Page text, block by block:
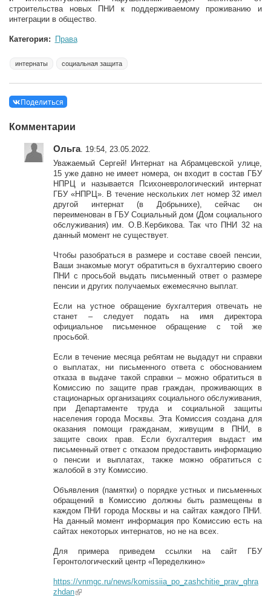
строительства новых ПНИ к поддерживаемому проживанию и
интеграции в общество.
Категория: Права
интернаты социальная защита
Поделиться
Комментарии
Ольга. 19:54, 23.05.2022.
Уважаемый Сергей! Интернат на Абрамцевской улице,
15 уже давно не имеет номера, он входит в состав ГБУ
НПРЦ и называется Психоневрологический интернат
ГБУ «НПРЦ». В течение нескольких лет номер 32 имел
другой интернат (в Добрынихе), сейчас он
переименован в ГБУ Социальный дом (Дом социального
обслуживания) им. О.В.Кербикова. Так что ПНИ 32 на
данный момент не существует.
Чтобы разобраться в размере и составе своей пенсии,
Ваши знакомые могут обратиться в бухгалтерию своего
ПНИ с просьбой выдать письменный ответ о размере
пенсии и других получаемых ежемесячно выплат.
Если на устное обращение бухгалтерия отвечать не
станет – следует подать на имя директора
официальное письменное обращение с той же
просьбой.
Если в течение месяца ребятам не выдадут ни справки
о выплатах, ни письменного ответа с обоснованием
отказа в выдаче такой справки – можно обратиться в
Комиссию по защите прав граждан, проживающих в
стационарных организациях социального обслуживания,
при Департаменте труда и социальной защиты
населения города Москвы. Эта Комиссия создана для
оказания помощи гражданам, живущим в ПНИ, в
защите своих прав. Если бухгалтерия выдаст им
письменный ответ с отказом предоставить информацию
о пенсии и выплатах, также можно обратиться с
жалобой в эту Комиссию.
Объявления (памятки) о порядке устных и письменных
обращений в Комиссию должны быть размещены в
каждом ПНИ города Москвы и на сайтах каждого ПНИ.
На данный момент информация про Комиссию есть на
сайтах некоторых интернатов, но не на всех.
Для примера приведем ссылки на сайт ГБУ
Геронтологический центр «Переделкино»
https://vnmgc.ru/news/komissiia_po_zashchitie_prav_ghra
zhdan(link is external)